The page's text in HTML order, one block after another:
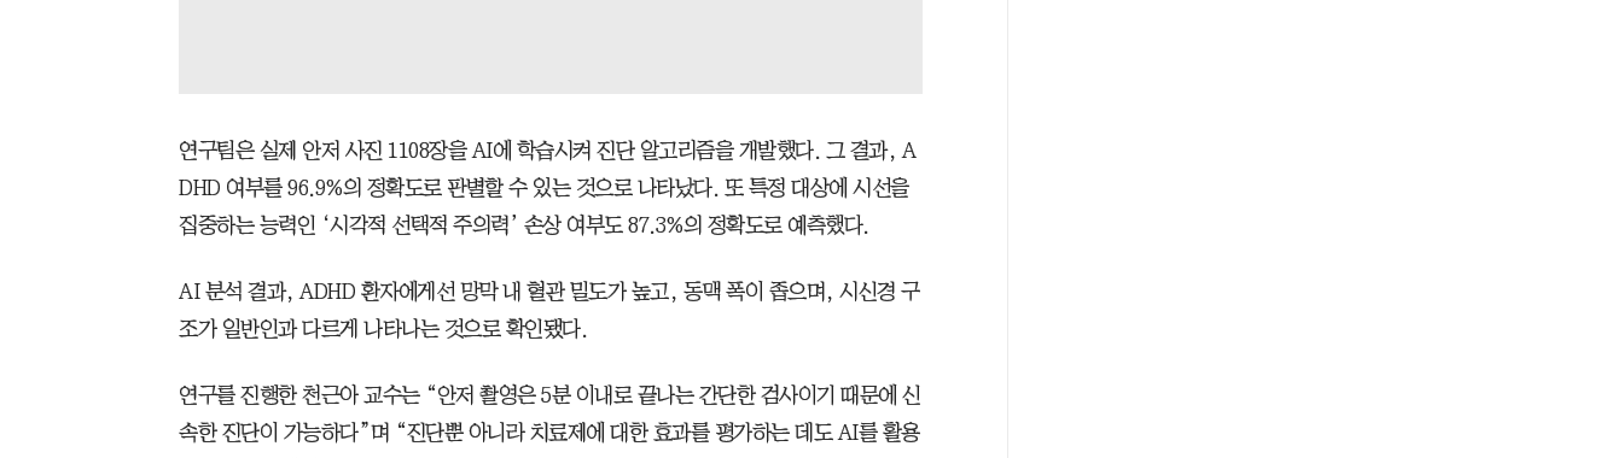
연구팀은 실제 안저 사진 1108장을 AI에 학습시켜 진단 알고리즘을 개발했다. 그 결과, A
DHD 여부를 96.9%의 정확도로 판별할 수 있는 것으로 나타났다. 또 특정 대상에 시선을
집중하는 능력인 ‘시각적 선택적 주의력’ 손상 여부도 87.3%의 정확도로 예측했다.
AI 분석 결과, ADHD 환자에게선 망막 내 혈관 밀도가 높고, 동맥 폭이 좁으며, 시신경 구
조가 일반인과 다르게 나타나는 것으로 확인됐다.
연구를 진행한 천근아 교수는 “안저 촬영은 5분 이내로 끝나는 간단한 검사이기 때문에 신
속한 진단이 가능하다”며 “진단뿐 아니라 치료제에 대한 효과를 평가하는 데도 AI를 활용